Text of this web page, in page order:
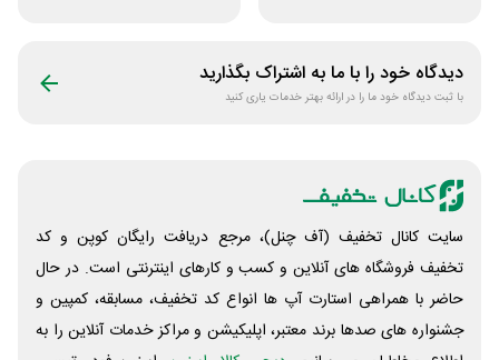
دیدگاه خود را با ما به اشتراک بگذارید
با ثبت دیدگاه خود ما را در ارائه بهتر خدمات یاری کنید
سایت کانال تخفیف (آف چنل)، مرجع دریافت رایگان کوپن و کد
تخفیف فروشگاه های آنلاین و کسب و‌ کارهای اینترنتی است. در حال
حاضر با همراهی استارت آپ ها انواع کد تخفیف، مسابقه، کمپین و
جشنواره های صدها برند معتبر، اپلیکیشن و مراکز خدمات آنلاین را به